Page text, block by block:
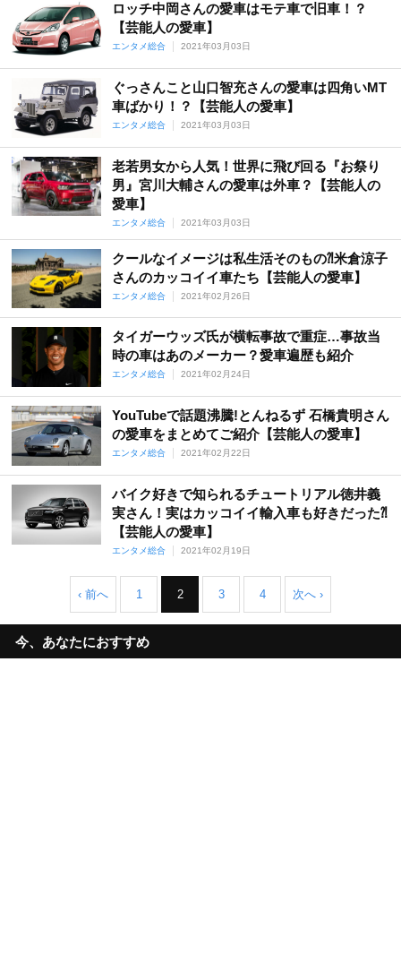
ロッチ中岡さんの愛車はモテ車で旧車！？
【芸能人の愛車】
エンタメ総合 2021年03月03日
ぐっさんこと山口智充さんの愛車は四角いMT
車ばかり！？【芸能人の愛車】
エンタメ総合 2021年03月03日
老若男女から人気！世界に飛び回る『お祭り
男』宮川大輔さんの愛車は外車？【芸能人の
愛車】
エンタメ総合 2021年03月03日
クールなイメージは私生活そのもの⁈米倉涼子
さんのカッコイイ車たち【芸能人の愛車】
エンタメ総合 2021年02月26日
タイガーウッズ氏が横転事故で重症…事故当
時の車はあのメーカー？愛車遍歴も紹介
エンタメ総合 2021年02月24日
YouTubeで話題沸騰!とんねるず 石橋貴明さん
の愛車をまとめてご紹介【芸能人の愛車】
エンタメ総合 2021年02月22日
バイク好きで知られるチュートリアル徳井義
実さん！実はカッコイイ輸入車も好きだった⁈
【芸能人の愛車】
エンタメ総合 2021年02月19日
‹ 前へ 1 2 3 4 次へ ›
今、あなたにおすすめ